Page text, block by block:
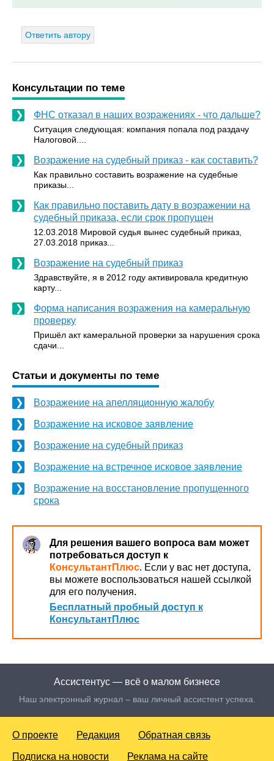
Ответить автору
Консультации по теме
ФНС отказал в наших возражениях - что дальше?
Ситуация следующая: компания попала под раздачу
Налоговой....
Возражение на судебный приказ - как составить?
Как правильно составить возражение на судебные
приказы...
Как правильно поставить дату в возражении на
судебный приказа, если срок пропущен
12.03.2018 Мировой судья вынес судебный приказ,
27.03.2018 приказ...
Возражение на судебный приказ
Здравствуйте, я в 2012 году активировала кредитную
карту...
Форма написания возражения на камеральную
проверку
Пришёл акт камеральной проверки за нарушения срока
сдачи...
Статьи и документы по теме
Возражение на апелляционную жалобу
Возражение на исковое заявление
Возражение на судебный приказ
Возражение на встречное исковое заявление
Возражение на восстановление пропущенного
срока
Для решения вашего вопроса вам может
потребоваться доступ к
КонсультантПлюс. Если у вас нет доступа,
вы можете воспользоваться нашей ссылкой
для его получения.
Бесплатный пробный доступ к
КонсультантПлюс
Ассистентус — всё о малом бизнесе
Наш электронный журнал – ваш личный ассистент успеха.
О проекте Редакция Обратная связь
Подписка на новости Реклама на сайте